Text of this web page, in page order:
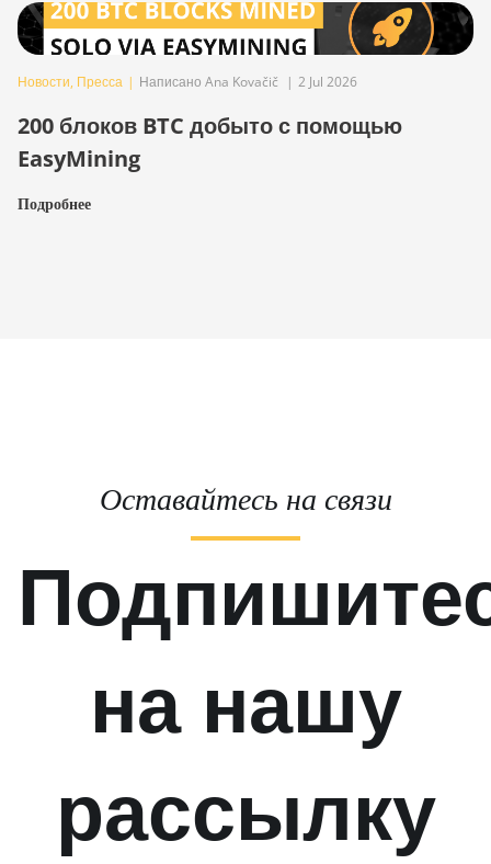
Новости, Пресса | Написано Ana Kovačič | 2 Jul 2026
200 блоков BTC добыто с помощью
EasyMining
Подробнее
Оставайтесь на связи
на нашу
рассылку